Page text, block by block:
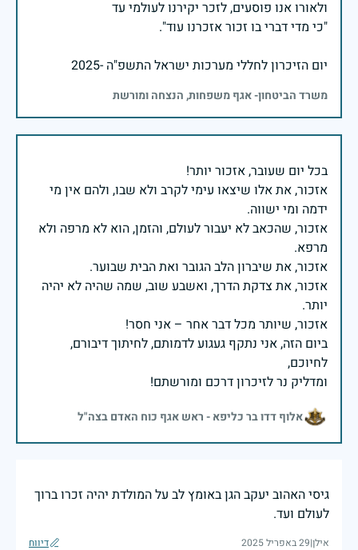
יום הזיכרון לחללי מערכות ישראל התשפ"ה -2025
משרד הביטחון- אגף משפחות, הנצחה ומורשת
אזכור, את אלו שיצאו עימי לקרב ולא שבו, ולהם אין מי
אזכור, שהכאב לא יעבור לעולם, והזמן, הוא לא מרפה ולא
אזכור, את צדקת הדרך, ואשבע שוב, שמה שהיה לא יהיה
ביום הזה, אני נתקף געגוע לדמותם, לחיתוך דיבורם,
ומדליק נר לזיכרון דרכם ומורשתם!
אלוף דדו בר כליפא - ראש אגף כוח האדם בצה"ל
גיסי האהוב יעקב הגן באומץ לב על המולדת יהיה זכרו ברוך
לעולם ועד.
אילן|29 באפריל 2025 דיווח